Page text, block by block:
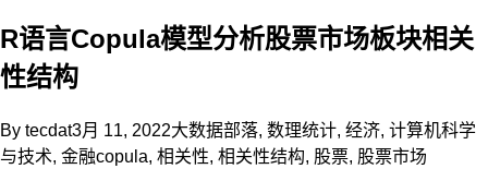
R语言Copula模型分析股票市场板块相关
性结构
By tecdat3月 11, 2022大数据部落, 数理统计, 经济, 计算机科学
与技术, 金融copula, 相关性, 相关性结构, 股票, 股票市场